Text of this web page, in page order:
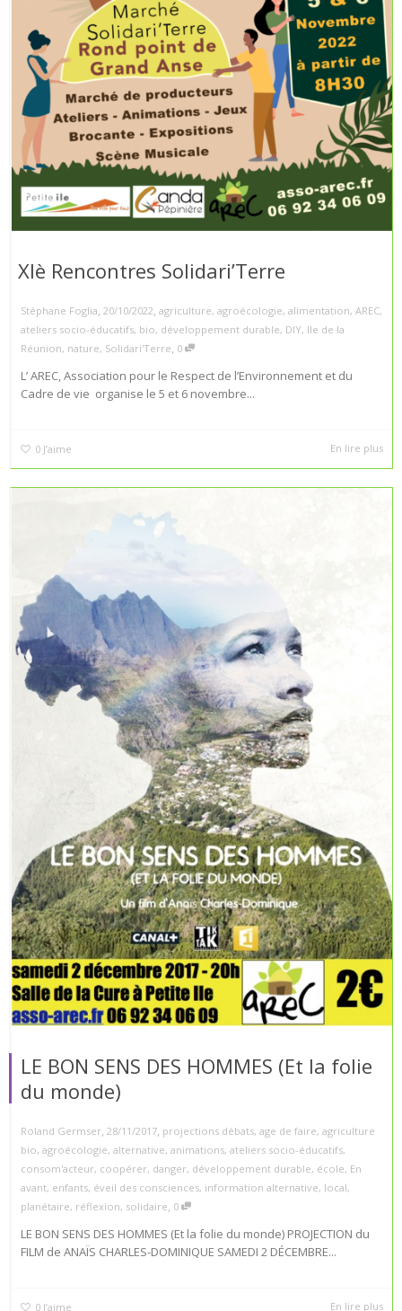
XIè Rencontres Solidari’Terre
Stéphane Foglia, 20/10/2022, agriculture, agroécologie, alimentation, AREC,
ateliers socio-éducatifs, bio, développement durable, DIY, Ile de la
Réunion, nature, Solidari'Terre, 0
L’ AREC, Association pour le Respect de l’Environnement et du
Cadre de vie organise le 5 et 6 novembre...
0 J’aime En lire plus
LE BON SENS DES HOMMES (Et la folie
du monde)
Roland Germser, 28/11/2017, projections débats, age de faire, agriculture
bio, agroécologie, alternative, animations, ateliers socio-éducatifs,
consom'acteur, coopérer, danger, développement durable, école, En
avant, enfants, éveil des consciences, information alternative, local,
planétaire, réflexion, solidaire, 0
LE BON SENS DES HOMMES (Et la folie du monde) PROJECTION du
FILM de ANAÏS CHARLES-DOMINIQUE SAMEDI 2 DÉCEMBRE...
0 J’aime En lire plus